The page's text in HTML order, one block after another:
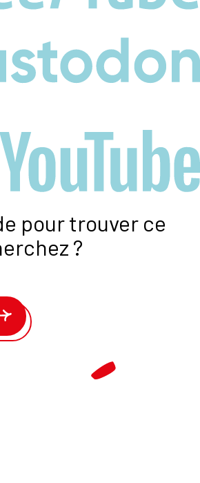
pour trouver ce
?